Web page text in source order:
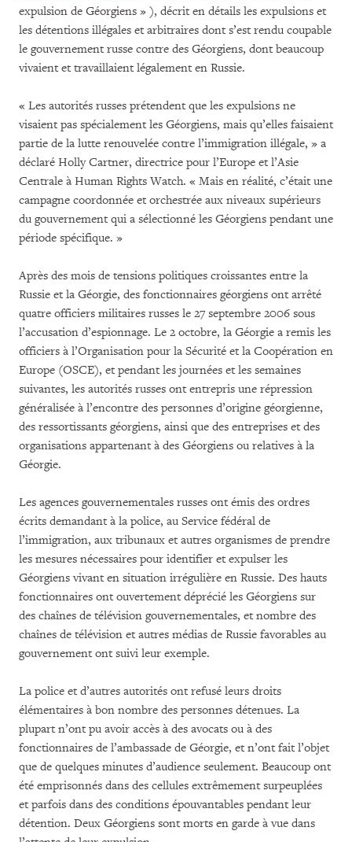
expulsion de Géorgiens » ), décrit en détails les expulsions et
les détentions illégales et arbitraires dont s’est rendu coupable
le gouvernement russe contre des Géorgiens, dont beaucoup
vivaient et travaillaient légalement en Russie.
« Les autorités russes prétendent que les expulsions ne
visaient pas spécialement les Géorgiens, mais qu’elles faisaient
partie de la lutte renouvelée contre l’immigration illégale, » a
déclaré Holly Cartner, directrice pour l’Europe et l’Asie
Centrale à Human Rights Watch. « Mais en réalité, c’était une
campagne coordonnée et orchestrée aux niveaux supérieurs
du gouvernement qui a sélectionné les Géorgiens pendant une
période spécifique. »
Après des mois de tensions politiques croissantes entre la
Russie et la Géorgie, des fonctionnaires géorgiens ont arrêté
quatre officiers militaires russes le 27 septembre 2006 sous
l’accusation d’espionnage. Le 2 octobre, la Géorgie a remis les
officiers à l’Organisation pour la Sécurité et la Coopération en
Europe (OSCE), et pendant les journées et les semaines
suivantes, les autorités russes ont entrepris une répression
généralisée à l’encontre des personnes d’origine géorgienne,
des ressortissants géorgiens, ainsi que des entreprises et des
organisations appartenant à des Géorgiens ou relatives à la
Géorgie.
Les agences gouvernementales russes ont émis des ordres
écrits demandant à la police, au Service fédéral de
l’immigration, aux tribunaux et autres organismes de prendre
les mesures nécessaires pour identifier et expulser les
Géorgiens vivant en situation irrégulière en Russie. Des hauts
fonctionnaires ont ouvertement déprécié les Géorgiens sur
des chaînes de télévision gouvernementales, et nombre des
chaînes de télévision et autres médias de Russie favorables au
gouvernement ont suivi leur exemple.
La police et d’autres autorités ont refusé leurs droits
élémentaires à bon nombre des personnes détenues. La
plupart n’ont pu avoir accès à des avocats ou à des
fonctionnaires de l’ambassade de Géorgie, et n’ont fait l’objet
que de quelques minutes d’audience seulement. Beaucoup ont
été emprisonnés dans des cellules extrêmement surpeuplées
et parfois dans des conditions épouvantables pendant leur
détention. Deux Géorgiens sont morts en garde à vue dans